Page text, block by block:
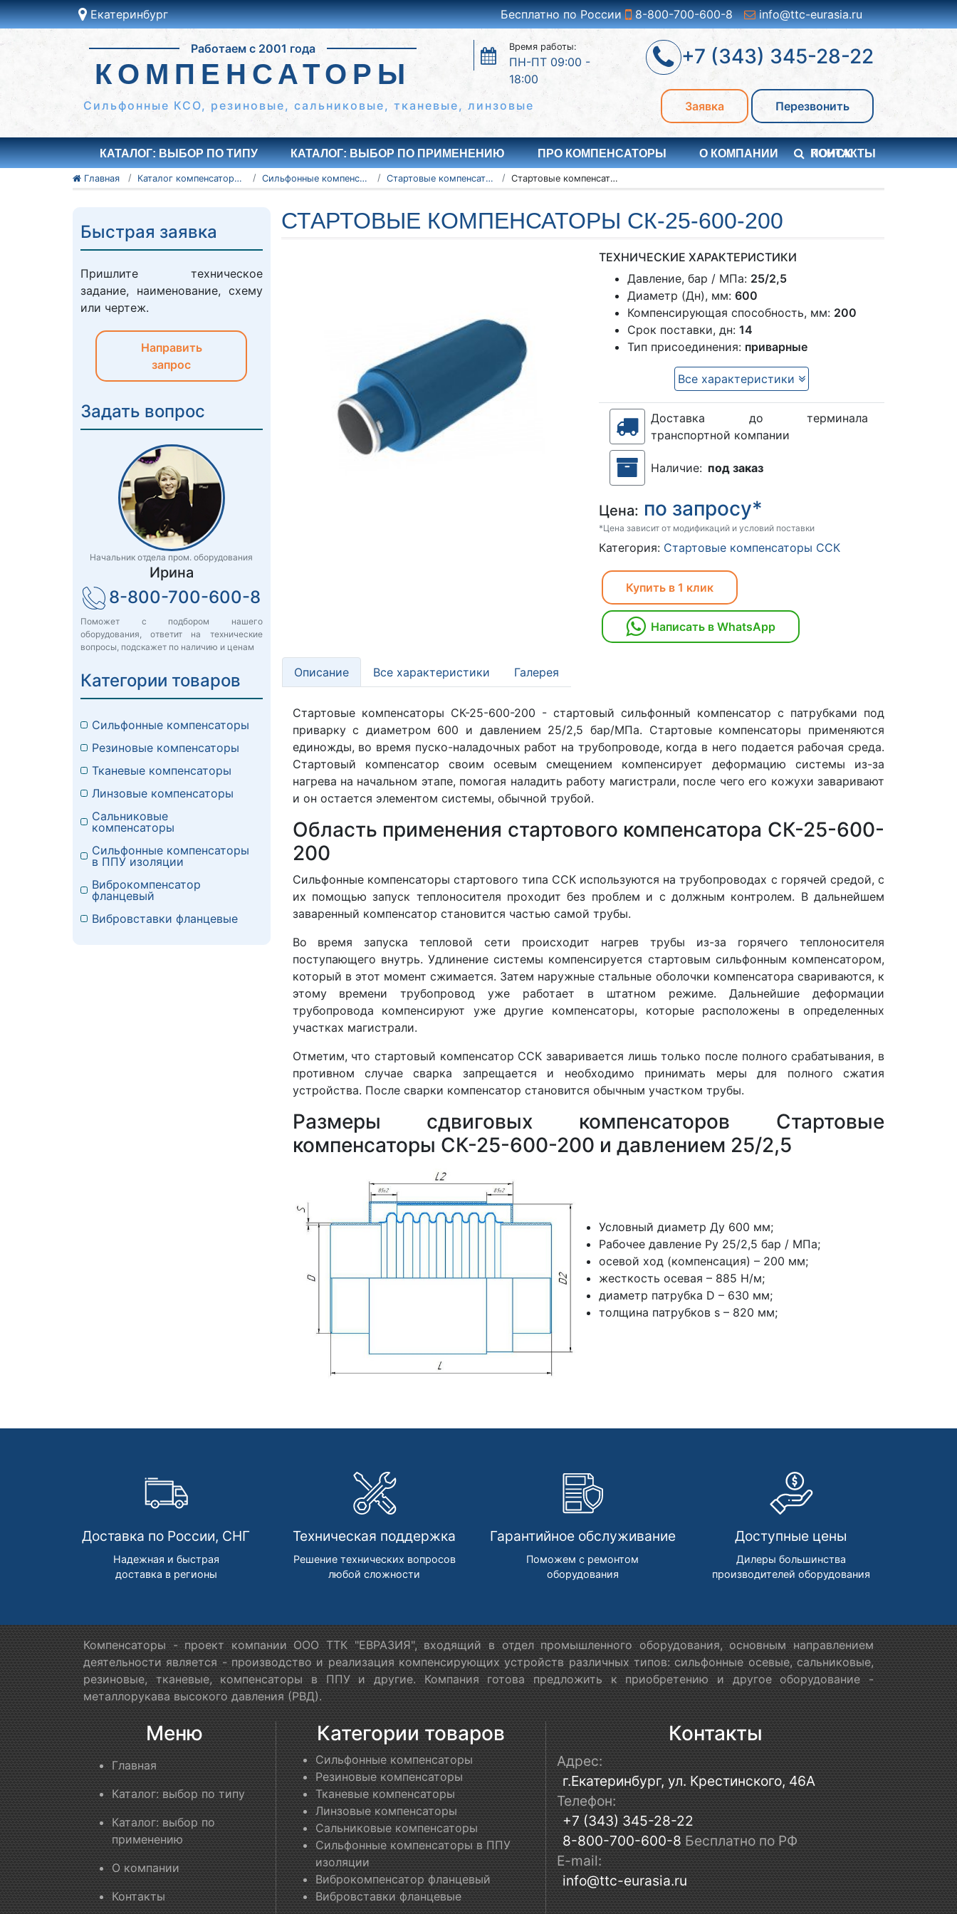
Екатеринбург
Это ближайши к вам
город:
Екатеринбург
Бесплатно по России 8-800-700-600-8 info@ttc-eurasia.ru
Работаем с 2001 года
КОМПЕНСАТОРЫ
Время работы:
ПН-ПТ 09:00 -
18:00
Сильфонные КСО, резиновые, сальниковые, тканевые, линзовые
+7 (343) 345-28-22
Заявка Перезвонить
КАТАЛОГ: ВЫБОР ПО ТИПУ КАТАЛОГ: ВЫБОР ПО ПРИМЕНЕНИЮ ПРО КОМПЕНСАТОРЫ О КОМПАНИИ КОНТАКТЫ
ПОИСК
Главная Каталог компенсаторов Сильфонные компенсаторы Стартовые компенсаторы ССК Стартовые компенсаторы СК-25-600-200
СТАРТОВЫЕ КОМПЕНСАТОРЫ СК-25-600-200
ТЕХНИЧЕСКИЕ ХАРАКТЕРИСТИКИ
Давление, бар / МПа: 25/2,5
Диаметр (Дн), мм:600
Компенсирующая способность, мм: 200
Срок поставки, дн:14
Тип присоединения: приварные
Все характеристики
Доставка до терминала
транспортной компании
Наличие: под заказ
Цена: по запросу*
*Цена зависит от модификаций и условий поставки
Категория: Стартовые компенсаторы ССК
Купить в 1 клик
Написать в WhatsApp
Описание Все характеристики Галерея
Стартовые компенсаторы СК-25-600-200 - стартовый сильфонный компенсатор с патрубками под
приварку с диаметром 600 и давлением 25/2,5 бар/МПа. Стартовые компенсаторы применяются
единожды, во время пуско-наладочных работ на трубопроводе, когда в него подается рабочая среда.
Стартовый компенсатор своим осевым смещением компенсирует деформацию системы из-за
нагрева на начальном этапе, помогая наладить работу магистрали, после чего его кожухи заваривают
и он остается элементом системы, обычной трубой.
Область применения стартового компенсатора СК-25-600-
200
Сильфонные компенсаторы стартового типа ССК используются на трубопроводах с горячей средой, с
их помощью запуск теплоносителя проходит без проблем и с должным контролем. В дальнейшем
заваренный компенсатор становится частью самой трубы.
Во время запуска тепловой сети происходит нагрев трубы из-за горячего теплоносителя
поступающего внутрь. Удлинение системы компенсируется стартовым сильфонным компенсатором,
который в этот момент сжимается. Затем наружные стальные оболочки компенсатора свариваются, к
этому времени трубопровод уже работает в штатном режиме. Дальнейшие деформации
трубопровода компенсируют уже другие компенсаторы, которые расположены в определенных
участках магистрали.
Отметим, что стартовый компенсатор ССК заваривается лишь только после полного срабатывания, в
противном случае сварка запрещается и необходимо принимать меры для полного сжатия
устройства. После сварки компенсатор становится обычным участком трубы.
Размеры cдвиговых компенсаторов Стартовые
компенсаторы СК-25-600-200 и давлением 25/2,5
Условный диаметр Ду 600 мм;
Рабочее давление Ру 25/2,5 бар / МПа;
осевой ход (компенсация) – 200 мм;
жесткость осевая – 885 Н/м;
диаметр патрубка D – 630 мм;
толщина патрубков s – 820 мм;
Быстрая заявка
Пришлите техническое
задание, наименование, схему
или чертеж.
Направить
запрос
Задать вопрос
Начальник отдела пром. оборудования
Ирина
8-800-700-600-8
Поможет с подбором нашего
оборудования, ответит на технические
вопросы, подскажет по наличию и ценам
Категории товаров
Сильфонные компенсаторы
Резиновые компенсаторы
Тканевые компенсаторы
Линзовые компенсаторы
Сальниковые
компенсаторы
Сильфонные компенсаторы
в ППУ изоляции
Виброкомпенсатор
фланцевый
Вибровставки фланцевые
Доставка по России, СНГ
Надежная и быстрая
доставка в регионы
Техническая поддержка
Решение технических вопросов
любой сложности
Гарантийное обслуживание
Поможем с ремонтом
оборудования
Доступные цены
Дилеры большинства
производителей оборудования
Компенсаторы - проект компании ООО ТТК "ЕВРАЗИЯ", входящий в отдел промышленного оборудования, основным направлением
деятельности является - производство и реализация компенсирующих устройств различных типов: сильфонные осевые, сальниковые,
резиновые, тканевые, компенсаторы в ППУ и другие. Компания готова предложить к приобретению и другое оборудование -
металлорукава высокого давления (РВД).
Меню
Главная
Каталог: выбор по типу
Каталог: выбор по
применению
О компании
Контакты
Категории товаров
Сильфонные компенсаторы
Резиновые компенсаторы
Тканевые компенсаторы
Линзовые компенсаторы
Сальниковые компенсаторы
Сильфонные компенсаторы в ППУ
изоляции
Виброкомпенсатор фланцевый
Вибровставки фланцевые
Контакты
Адрес:
г.Екатеринбург, ул. Крестинского, 46А
Телефон:
+7 (343) 345-28-22
8-800-700-600-8 Бесплатно по РФ
E-mail:
info@ttc-eurasia.ru